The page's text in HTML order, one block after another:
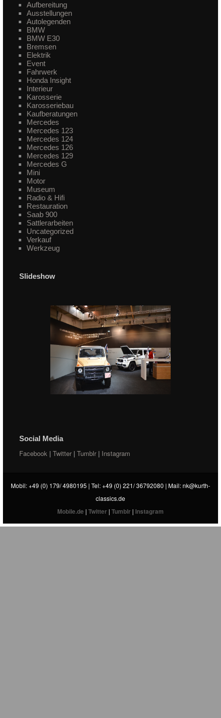
Aufbereitung
Ausstellungen
Autolegenden
BMW
BMW E30
Bremsen
Elektrik
Event
Fahrwerk
Honda Insight
Interieur
Karosserie
Karosseriebau
Kaufberatungen
Mercedes
Mercedes 123
Mercedes 124
Mercedes 126
Mercedes 129
Mercedes G
Mini
Motor
Museum
Radio & Hifi
Restauration
Saab 900
Sattlerarbeiten
Uncategorized
Verkauf
Werkzeug
Slideshow
Social Media
Facebook |Twitter |Tumblr | Instagram
Mobil: +49 (0) 179/ 4980195 | Tel: +49 (0) 221/ 36792080 | Mail:nk@kurth-
classics.de
Mobile.de | Twitter | Tumblr | Instagram